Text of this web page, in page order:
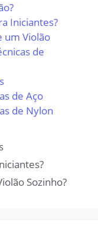
Iniciantes?
um Violão
de
de Aço
de Nylon
Sozinho?